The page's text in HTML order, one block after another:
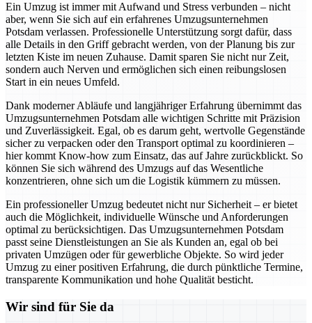
Ein Umzug ist immer mit Aufwand und Stress verbunden – nicht
aber, wenn Sie sich auf ein erfahrenes Umzugsunternehmen
Potsdam verlassen. Professionelle Unterstützung sorgt dafür, dass
alle Details in den Griff gebracht werden, von der Planung bis zur
letzten Kiste im neuen Zuhause. Damit sparen Sie nicht nur Zeit,
sondern auch Nerven und ermöglichen sich einen reibungslosen
Start in ein neues Umfeld.
Dank moderner Abläufe und langjähriger Erfahrung übernimmt das
Umzugsunternehmen Potsdam alle wichtigen Schritte mit Präzision
und Zuverlässigkeit. Egal, ob es darum geht, wertvolle Gegenstände
sicher zu verpacken oder den Transport optimal zu koordinieren –
hier kommt Know-how zum Einsatz, das auf Jahre zurückblickt. So
können Sie sich während des Umzugs auf das Wesentliche
konzentrieren, ohne sich um die Logistik kümmern zu müssen.
Ein professioneller Umzug bedeutet nicht nur Sicherheit – er bietet
auch die Möglichkeit, individuelle Wünsche und Anforderungen
optimal zu berücksichtigen. Das Umzugsunternehmen Potsdam
passt seine Dienstleistungen an Sie als Kunden an, egal ob bei
privaten Umzügen oder für gewerbliche Objekte. So wird jeder
Umzug zu einer positiven Erfahrung, die durch pünktliche Termine,
transparente Kommunikation und hohe Qualität besticht.
Wir sind für Sie da